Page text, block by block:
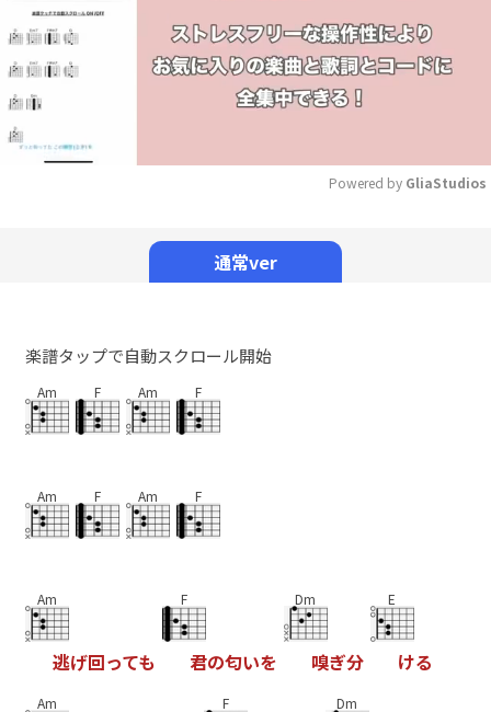
Powered by GliaStudios
通常ver
楽譜タップで自動スクロール開始
Am F Am F
Am F Am F
Am
逃げ回っても
F
君の匂いを
Dm
嗅ぎ分
E
ける
Am F Dm